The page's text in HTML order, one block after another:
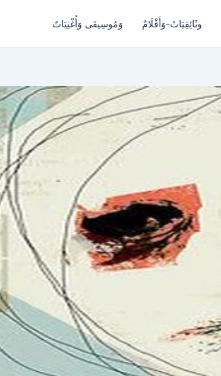
وثَائِقِيَاتْ-وَأَفْلَامٌ وَمُوسِيقَى وَأُغْنِيَاتٌ